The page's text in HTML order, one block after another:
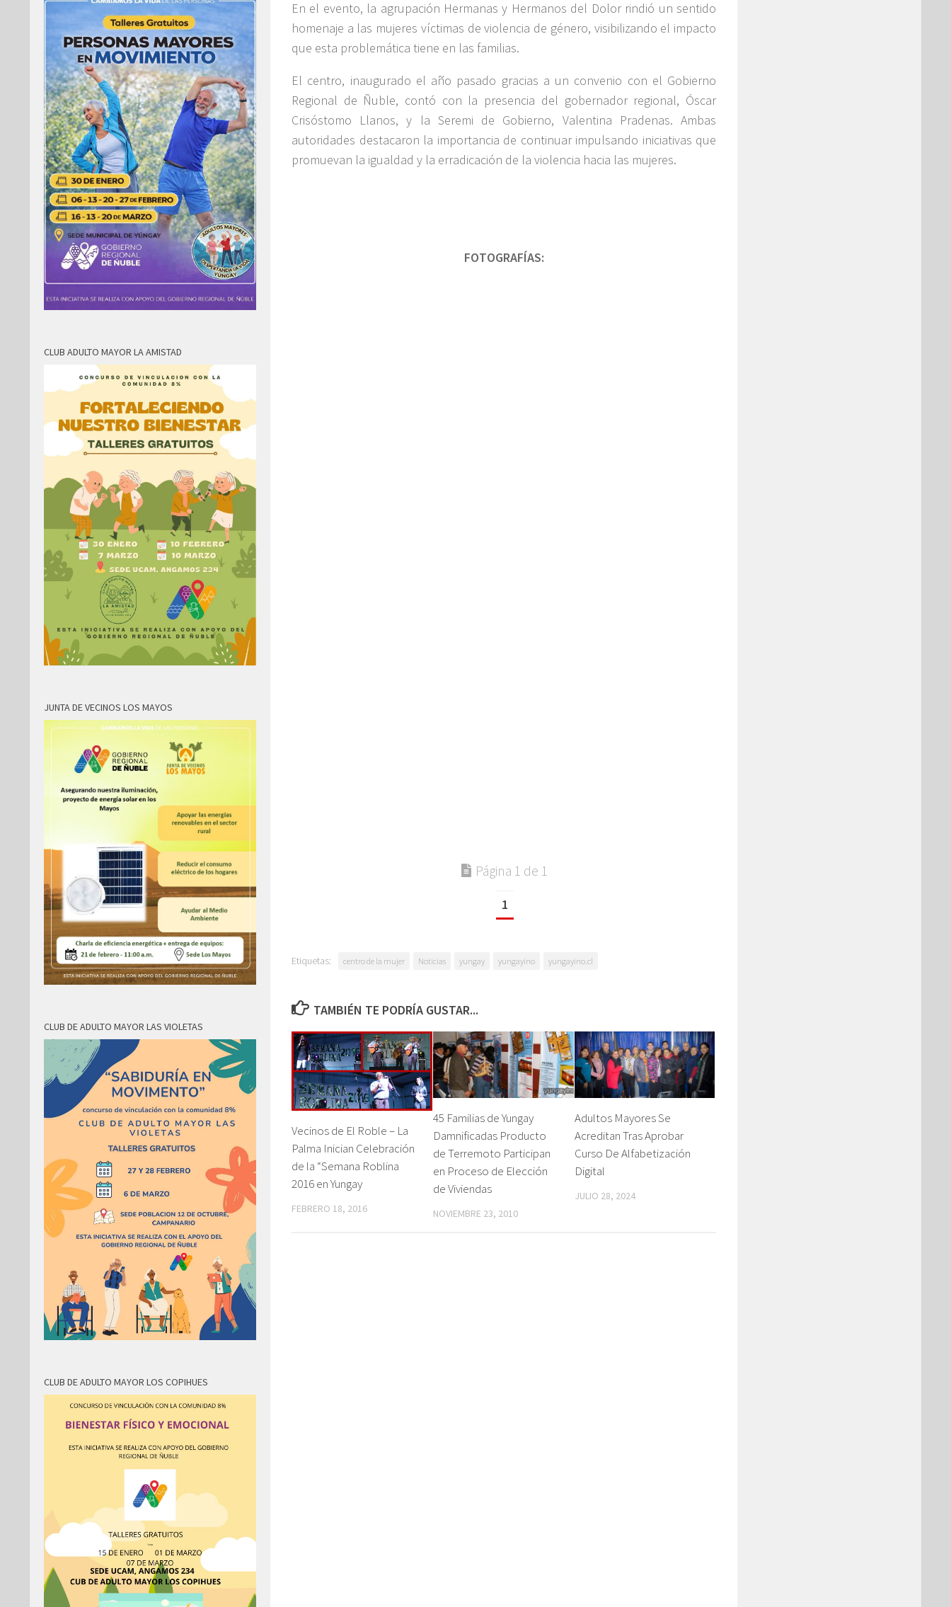
En el evento, la agrupación Hermanas y Hermanos del Dolor rindió un sentido
homenaje a las mujeres víctimas de violencia de género, visibilizando el impacto
que esta problemática tiene en las familias.
El centro, inaugurado el año pasado gracias a un convenio con el Gobierno
Regional de Ñuble, contó con la presencia del gobernador regional, Óscar
Crisóstomo Llanos, y la Seremi de Gobierno, Valentina Pradenas. Ambas
autoridades destacaron la importancia de continuar impulsando iniciativas que
promuevan la igualdad y la erradicación de la violencia hacia las mujeres.
FOTOGRAFÍAS:
Página 1 de 1
1
Etiquetas: centro de la mujer Noticias yungay yungayino yungayino.cl
TAMBIÉN TE PODRÍA GUSTAR...
Vecinos de El Roble – La
Palma Inician Celebración
de la “Semana Roblina
2016 en Yungay
FEBRERO 18, 2016
45 Familias de Yungay
Damnificadas Producto
de Terremoto Participan
en Proceso de Elección
de Viviendas
NOVIEMBRE 23, 2010
Adultos Mayores Se
Acreditan Tras Aprobar
Curso De Alfabetización
Digital
JULIO 28, 2024
CLUB ADULTO MAYOR LA AMISTAD
JUNTA DE VECINOS LOS MAYOS
CLUB DE ADULTO MAYOR LAS VIOLETAS
CLUB DE ADULTO MAYOR LOS COPIHUES